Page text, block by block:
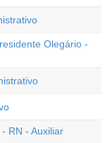
Olegário -
RN - Auxiliar